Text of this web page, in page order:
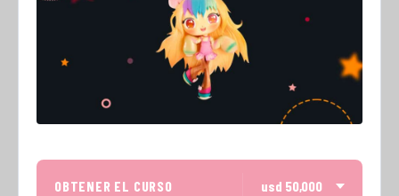
OBTENER EL CURSO usd 50,000